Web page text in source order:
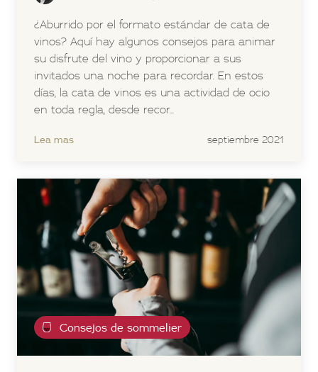
¿Aburrido por el formato estándar de cata de
vinos? Aquí hay algunos consejos para animar
su disfrute del vino y proporcionar a sus
invitados una noche para recordar. En estos
días, la cata de vinos es una actividad de ocio
en toda regla, desde recor...
Lea mas septiembre 2021
Consejos de sommelier